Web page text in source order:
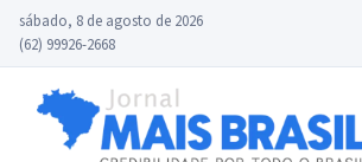
sábado, 8 de agosto de 2026
(62) 99926-2668